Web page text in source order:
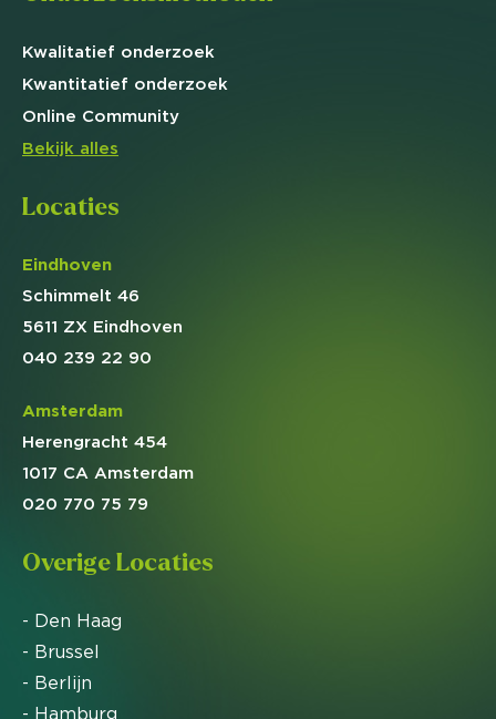
Kwalitatief onderzoek
Kwantitatief onderzoek
Online Community
Bekijk alles
Locaties
Eindhoven
Schimmelt 46
5611 ZX Eindhoven
040 239 22 90
Amsterdam
Herengracht 454
1017 CA Amsterdam
020 770 75 79
Overige Locaties
- Den Haag
- Brussel
- Berlijn
- Hamburg